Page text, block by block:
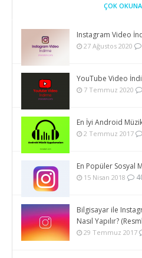
ÇOK
Instagram Video
27 Ağustos 2020
YouTube Video
7 Temmuz 2020
En İyi Android
2 Temmuz 2017
En Popüler Sosyal
15 Nisan 2018
Bilgisayar ile
Nasıl Yapılır?
29 Temmuz 2017